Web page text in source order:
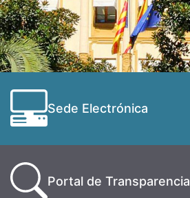
Sede Electrónica
Portal de Transparencia